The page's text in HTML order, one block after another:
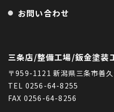
お問い合わせ
三条店/整備工場/鈑金塗装
〒959-1121 新潟県三条市善
TEL 0256-64-8255
FAX 0256-64-8256